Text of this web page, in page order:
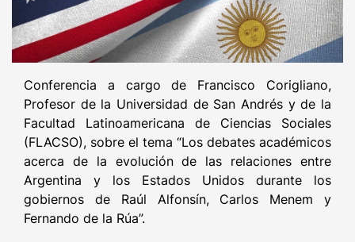
Conferencia a cargo de Francisco Corigliano,
Profesor de la Universidad de San Andrés y de la
Facultad Latinoamericana de Ciencias Sociales
(FLACSO), sobre el tema “Los debates académicos
acerca de la evolución de las relaciones entre
Argentina y los Estados Unidos durante los
gobiernos de Raúl Alfonsín, Carlos Menem y
Fernando de la Rúa”.